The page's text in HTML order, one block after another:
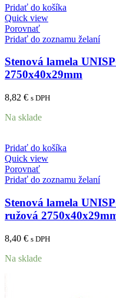
Pridať do košíka
Quick view
Porovnať
Pridať do zoznamu želaní
Stenová lamela
2750x40x29mm
8,82 € s DPH
Na sklade
Pridať do košíka
Quick view
Porovnať
Pridať do zoznamu želaní
Stenová lamela
ružová
8,40 € s DPH
Na sklade